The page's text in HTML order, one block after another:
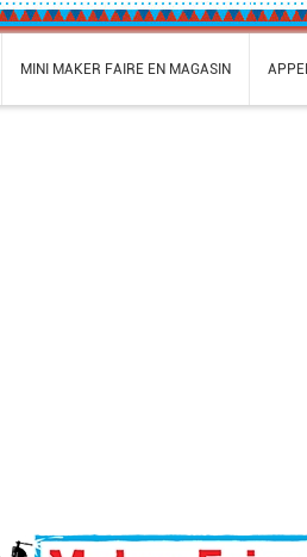
MINI MAKER FAIRE EN MAGASIN